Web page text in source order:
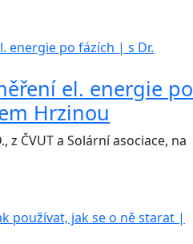
el. energie po
Hrzinou
z ČVUT a Solární asociace, na